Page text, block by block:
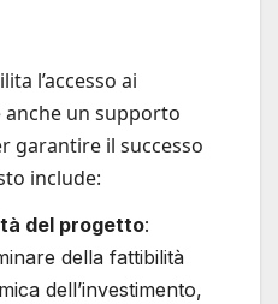
l’accesso ai
un supporto
garantire il successo
include:
del progetto:
della fattibilità
dell’investimento,